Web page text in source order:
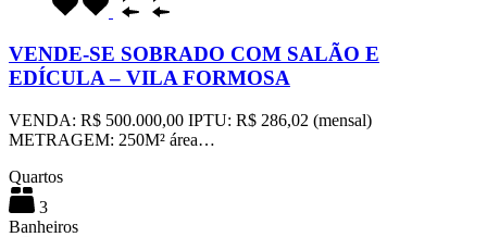
VENDE-SE SOBRADO COM SALÃO E
EDÍCULA – VILA FORMOSA
VENDA: R$ 500.000,00 IPTU: R$ 286,02 (mensal)
METRAGEM: 250M² área…
Quartos
3
Banheiros